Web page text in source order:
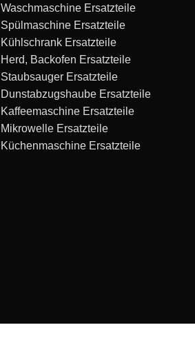
Waschmaschine Ersatzteile
Spülmaschine Ersatzteile
Kühlschrank Ersatzteile
Herd, Backofen Ersatzteile
Staubsauger Ersatzteile
Dunstabzugshaube Ersatzteile
Kaffeemaschine Ersatzteile
Mikrowelle Ersatzteile
Küchenmaschine Ersatzteile